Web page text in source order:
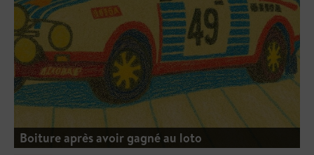
Boiture après avoir gagné au loto